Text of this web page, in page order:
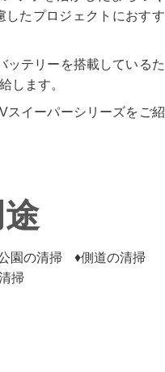
たプロジェクトにおすす
ッテリーを搭載しているた
します。
スイーパーシリーズをご紹
園の清掃
側道の清掃
掃